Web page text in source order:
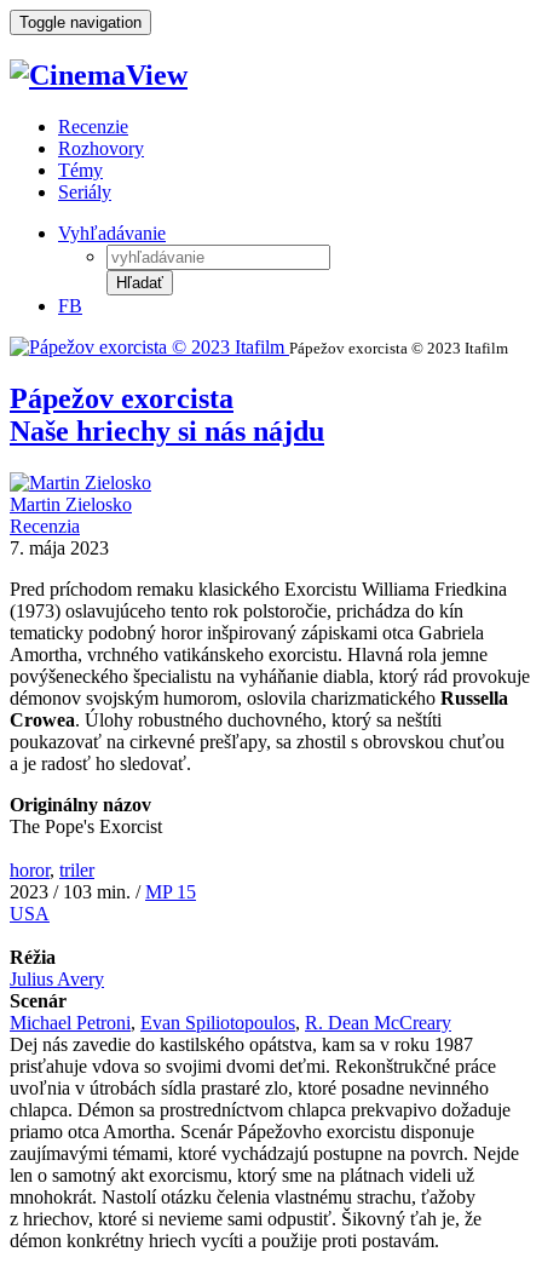
Toggle navigation
Recenzie
Rozhovory
Témy
Seriály
Vyhľadávanie
Hľadať
FB
Pápežov exorcista © 2023 Itafilm
Pápežov exorcista
Naše hriechy si nás nájdu
Martin Zielosko
Recenzia
7. mája 2023
Pred príchodom remaku klasického Exorcistu Williama Friedkina
(1973) oslavujúceho tento rok polstoročie, prichádza do kín
tematicky podobný horor inšpirovaný zápiskami otca Gabriela
Amortha, vrchného vatikánskeho exorcistu. Hlavná rola jemne
povýšeneckého špecialistu na vyháňanie diabla, ktorý rád provokuje
démonov svojským humorom, oslovila charizmatického Russella
Crowea. Úlohy robustného duchovného, ktorý sa neštíti
poukazovať na cirkevné prešľapy, sa zhostil s obrovskou chuťou
a je radosť ho sledovať.
Originálny názov
The Pope's Exorcist
horor, triler
2023 / 103 min. /MP 15
USA
Réžia
Julius Avery
Scenár
Michael Petroni, Evan Spiliotopoulos, R. Dean McCreary
Dej nás zavedie do kastilského opátstva, kam sa v roku 1987
prisťahuje vdova so svojimi dvomi deťmi. Rekonštrukčné práce
uvoľnia v útrobách sídla prastaré zlo, ktoré posadne nevinného
chlapca. Démon sa prostredníctvom chlapca prekvapivo dožaduje
priamo otca Amortha. Scenár Pápežovho exorcistu disponuje
zaujímavými témami, ktoré vychádzajú postupne na povrch. Nejde
len o samotný akt exorcismu, ktorý sme na plátnach videli už
mnohokrát. Nastolí otázku čelenia vlastnému strachu, ťažoby
z hriechov, ktoré si nevieme sami odpustiť. Šikovný ťah je, že
démon konkrétny hriech vycíti a použije proti postavám.